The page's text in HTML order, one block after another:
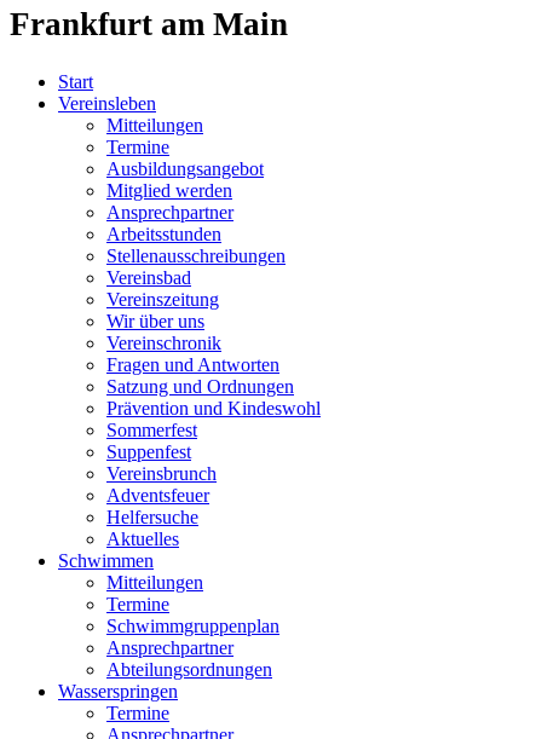
Frankfurt am Main
Start
Vereinsleben
Mitteilungen
Termine
Ausbildungsangebot
Mitglied werden
Ansprechpartner
Arbeitsstunden
Stellenausschreibungen
Vereinsbad
Vereinszeitung
Wir über uns
Vereinschronik
Fragen und Antworten
Satzung und Ordnungen
Prävention und Kindeswohl
Sommerfest
Suppenfest
Vereinsbrunch
Adventsfeuer
Helfersuche
Aktuelles
Schwimmen
Mitteilungen
Termine
Schwimmgruppenplan
Ansprechpartner
Abteilungsordnungen
Wasserspringen
Termine
Ansprechpartner